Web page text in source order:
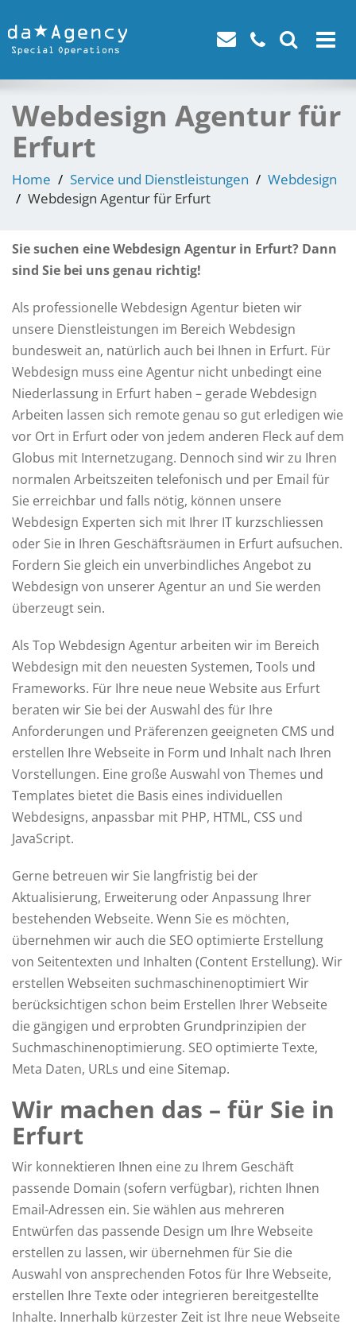
Toggle
Webdesign Agentur für
Erfurt
Home Service und Dienstleistungen
Webdesign
Webdesign Agentur für Erfurt
Sie suchen eine Webdesign Agentur in Erfurt? Dann
sind Sie bei uns genau richtig!
Als professionelle Webdesign Agentur bieten wir
unsere Dienstleistungen im Bereich Webdesign
bundesweit an, natürlich auch bei Ihnen in Erfurt. Für
Webdesign muss eine Agentur nicht unbedingt eine
Niederlassung in Erfurt haben – gerade Webdesign
Arbeiten lassen sich remote genau so gut erledigen wie
vor Ort in Erfurt oder von jedem anderen Fleck auf dem
Globus mit Internetzugang. Dennoch sind wir zu Ihren
normalen Arbeitszeiten telefonisch und per Email für
Sie erreichbar und falls nötig, können unsere
Webdesign Experten sich mit Ihrer IT kurzschliessen
oder Sie in Ihren Geschäftsräumen in Erfurt aufsuchen.
Fordern Sie gleich ein unverbindliches Angebot zu
Webdesign von unserer Agentur an und Sie werden
überzeugt sein.
Als Top Webdesign Agentur arbeiten wir im Bereich
Webdesign mit den neuesten Systemen, Tools und
Frameworks. Für Ihre neue neue Website aus Erfurt
beraten wir Sie bei der Auswahl des für Ihre
Anforderungen und Präferenzen geeigneten CMS und
erstellen Ihre Webseite in Form und Inhalt nach Ihren
Vorstellungen. Eine große Auswahl von Themes und
Templates bietet die Basis eines individuellen
Webdesigns, anpassbar mit PHP, HTML, CSS und
JavaScript.
Gerne betreuen wir Sie langfristig bei der
Aktualisierung, Erweiterung oder Anpassung Ihrer
bestehenden Webseite. Wenn Sie es möchten,
übernehmen wir auch die SEO optimierte Erstellung
von Seitentexten und Inhalten (Content Erstellung). Wir
erstellen Webseiten suchmaschinenoptimiert Wir
berücksichtigen schon beim Erstellen Ihrer Webseite
die gängigen und erprobten Grundprinzipien der
Suchmaschinenoptimierung. SEO optimierte Texte,
Meta Daten, URLs und eine Sitemap.
Wir machen das – für Sie in
Erfurt
Wir konnektieren Ihnen eine zu Ihrem Geschäft
passende Domain (sofern verfügbar), richten Ihnen
Email-Adressen ein. Sie wählen aus mehreren
Entwürfen das passende Design um Ihre Webseite
erstellen zu lassen, wir übernehmen für Sie die
Auswahl von ansprechenden Fotos für Ihre Webseite,
erstellen Ihre Texte oder integrieren bereitgestellte
Inhalte. Innerhalb kürzester Zeit ist Ihre neue Webseite